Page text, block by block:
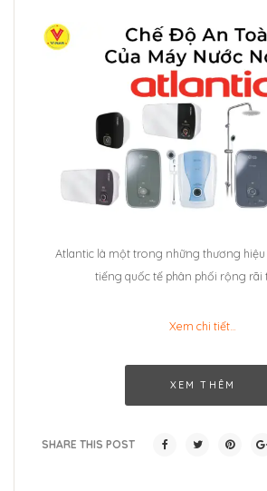
Atlantic là một trong những thương
tiếng quốc tế phân phối rộng rãi
Xem chi tiết…
XEM THÊM
SHARE THIS POST